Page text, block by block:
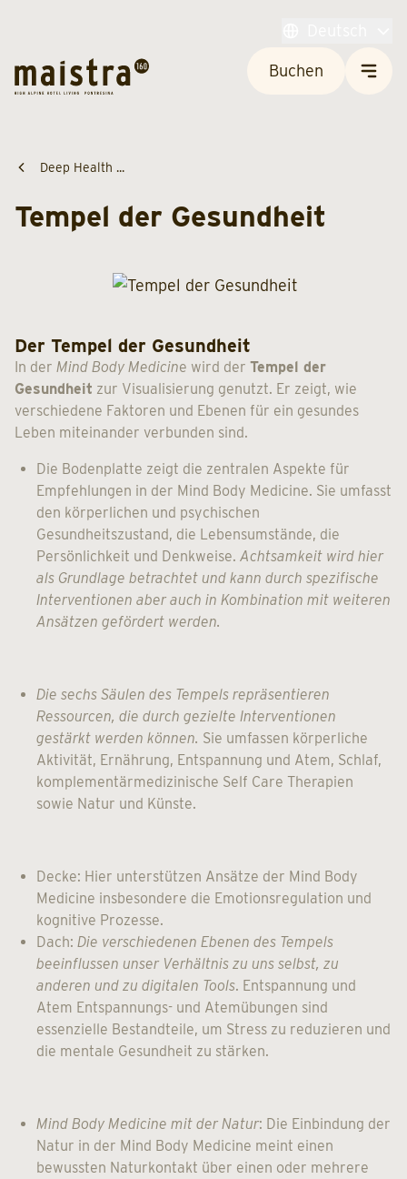
Buchen
Deep Health ...
Tempel der Gesundheit
Der Tempel der Gesundheit
In der Mind Body Medicine wird der Tempel der
Gesundheit zur Visualisierung genutzt. Er zeigt, wie
verschiedene Faktoren und Ebenen für ein gesundes
Leben miteinander verbunden sind.
Die Bodenplatte zeigt die zentralen Aspekte für
Empfehlungen in der Mind Body Medicine. Sie umfasst
den körperlichen und psychischen
Gesundheitszustand, die Lebensumstände, die
Persönlichkeit und Denkweise. Achtsamkeit wird hier
als Grundlage betrachtet und kann durch spezifische
Interventionen aber auch in Kombination mit weiteren
Ansätzen gefördert werden.
Die sechs Säulen des Tempels repräsentieren
Ressourcen, die durch gezielte Interventionen
gestärkt werden können. Sie umfassen körperliche
Aktivität, Ernährung, Entspannung und Atem, Schlaf,
komplementärmedizinische Self Care Therapien
sowie Natur und Künste.
Decke: Hier unterstützen Ansätze der Mind Body
Medicine insbesondere die Emotionsregulation und
kognitive Prozesse.
Dach: Die verschiedenen Ebenen des Tempels
beeinflussen unser Verhältnis zu uns selbst, zu
anderen und zu digitalen Tools. Entspannung und
Atem Entspannungs- und Atemübungen sind
essenzielle Bestandteile, um Stress zu reduzieren und
die mentale Gesundheit zu stärken.
Mind Body Medicine mit der Natur: Die Einbindung der
Natur in der Mind Body Medicine meint einen
bewussten Naturkontakt über einen oder mehrere